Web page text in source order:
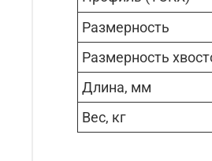
Размерность
Размерность
Длина, мм
Вес, кг